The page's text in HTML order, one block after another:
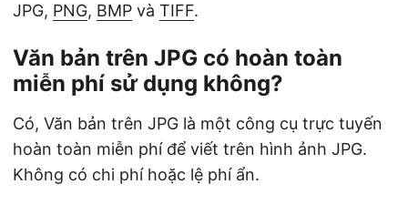
JPG, PNG, BMP và TIFF.
Văn bản trên JPG có hoàn toàn
miễn phí sử dụng không?
Có, Văn bản trên JPG là một công cụ trực tuyến
hoàn toàn miễn phí để viết trên hình ảnh JPG.
Không có chi phí hoặc lệ phí ẩn.